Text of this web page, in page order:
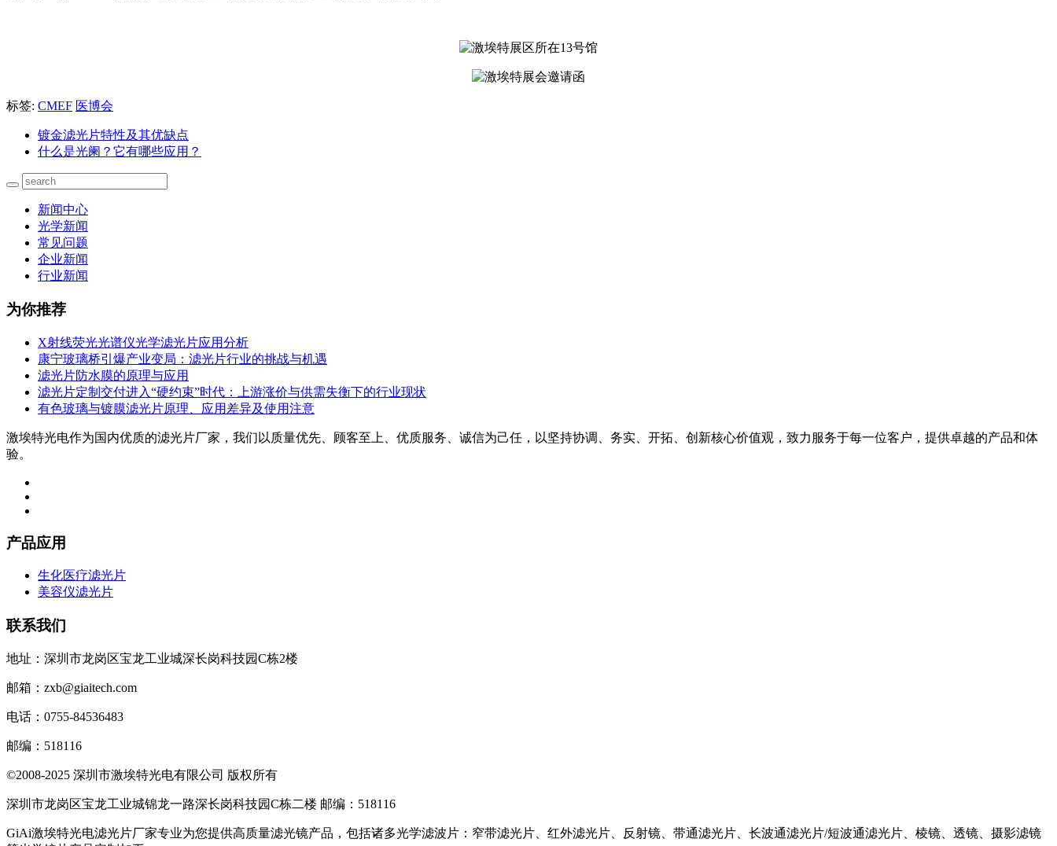
标签: CMEF 医博会
镀金滤光片特性及其优缺点
什么是光阑？它有哪些应用？
新闻中心
光学新闻
常见问题
企业新闻
行业新闻
为你推荐
X射线荧光光谱仪光学滤光片应用分析
康宁玻璃桥引爆产业变局：滤光片行业的挑战与机遇
滤光片防水膜的原理与应用
滤光片定制交付进入“硬约束”时代：上游涨价与供需失衡下的行业现状
有色玻璃与镀膜滤光片原理、应用差异及使用注意
激埃特光电作为国内优质的滤光片厂家，我们以质量优先、顾客至上、优质服务、诚信为己任，以坚持协调、务实、开拓、创新核心价值观，致力服务于每一位客户，提供卓越的产品和体
验。
产品应用
生化医疗滤光片
美容仪滤光片
联系我们
地址：深圳市龙岗区宝龙工业城深长岗科技园C栋2楼
邮箱：zxb@giaitech.com
电话：0755-84536483
邮编：518116
©2008-2025 深圳市激埃特光电有限公司 版权所有
深圳市龙岗区宝龙工业城锦龙一路深长岗科技园C栋二楼 邮编：518116
GiAi激埃特光电滤光片厂家专业为您提供高质量滤光镜产品，包括诸多光学滤波片：窄带滤光片、红外滤光片、反射镜、带通滤光片、长波通滤光片/短波通滤光片、棱镜、透镜、摄影滤镜